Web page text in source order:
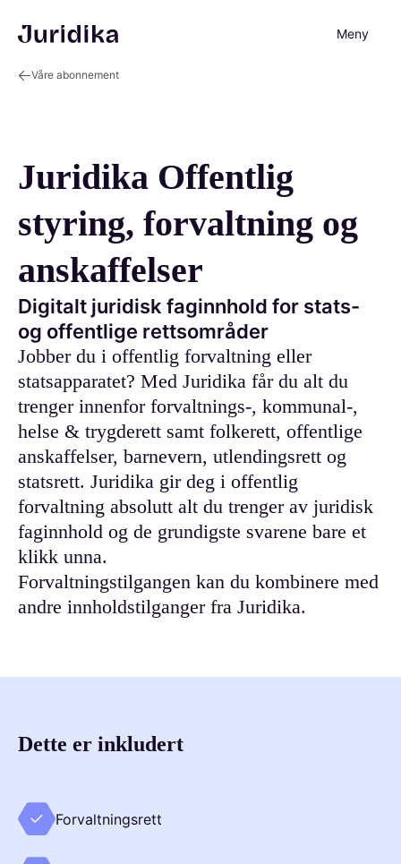
Meny
Våre abonnement
Juridika Offentlig
styring, forvaltning og
anskaffelser
Digitalt juridisk faginnhold for stats-
og offentlige rettsområder
Jobber du i offentlig forvaltning eller
statsapparatet? Med Juridika får du alt du
trenger innenfor forvaltnings-, kommunal-,
helse & trygderett samt folkerett, offentlige
anskaffelser, barnevern, utlendingsrett og
statsrett. Juridika gir deg i offentlig
forvaltning absolutt alt du trenger av juridisk
faginnhold og de grundigste svarene bare et
klikk unna.
Forvaltningstilgangen kan du kombinere med
andre innholdstilganger fra Juridika.
Dette er inkludert
Forvaltningsrett